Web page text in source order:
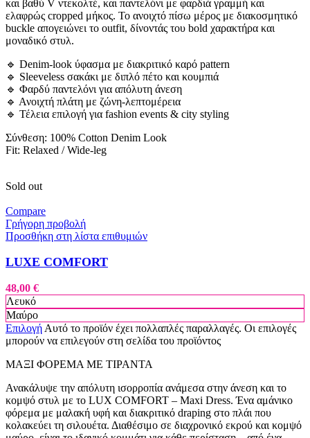
και βαθύ V ντεκολτέ, και παντελόνι με φαρδιά γραμμή και
ελαφρώς cropped μήκος. Το ανοιχτό πίσω μέρος με διακοσμητικό
buckle απογειώνει το outfit, δίνοντάς του bold χαρακτήρα και
μοναδικό στυλ.
🔹 Denim-look ύφασμα με διακριτικό καρό pattern
🔹 Sleeveless σακάκι με διπλό πέτο και κουμπιά
🔹 Φαρδύ παντελόνι για απόλυτη άνεση
🔹 Ανοιχτή πλάτη με ζώνη-λεπτομέρεια
🔹 Τέλεια επιλογή για fashion events & city styling
Σύνθεση: 100% Cotton Denim Look
Fit: Relaxed / Wide-leg
Sold out
Compare
Γρήγορη προβολή
Προσθήκη στη λίστα επιθυμιών
LUXE COMFORT
48,00 €
Λευκό
Μαύρο
Επιλογή Αυτό το προϊόν έχει πολλαπλές παραλλαγές. Οι επιλογές
μπορούν να επιλεγούν στη σελίδα του προϊόντος
ΜΑΞΙ ΦΟΡΕΜΑ ΜΕ ΤΙΡΑΝΤΑ
Ανακάλυψε την απόλυτη ισορροπία ανάμεσα στην άνεση και το
κομψό στυλ με το LUX COMFORT – Maxi Dress. Ένα αμάνικο
φόρεμα με μαλακή υφή και διακριτικό draping στο πλάι που
κολακεύει τη σιλουέτα. Διαθέσιμο σε διαχρονικό εκρού και κομψό